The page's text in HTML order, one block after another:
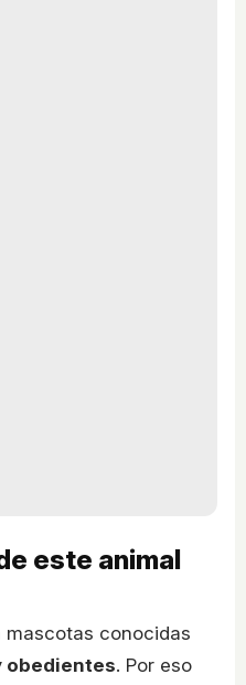
este animal
mascotas conocidas
obedientes. Por eso